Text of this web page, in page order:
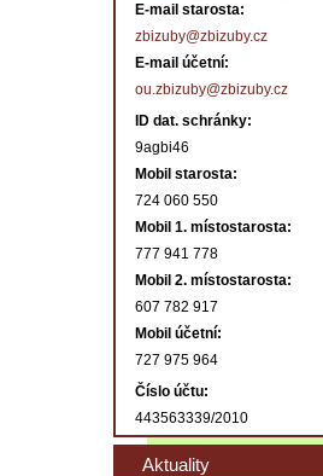
E-mail starosta:
zbizuby@zbizuby.cz
E-mail účetní:
ou.zbizuby@zbizuby.cz
ID dat. schránky:
9agbi46
Mobil starosta:
724 060 550
Mobil 1. místostarosta:
777 941 778
Mobil 2. místostarosta:
607 782 917
Mobil účetní:
727 975 964
Číslo účtu:
443563339/2010
Aktuality